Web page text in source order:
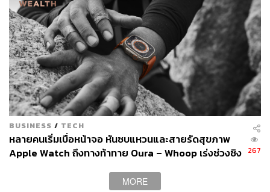
BUSINESS / TECH
หลายคนเริ่มเบื่อหน้าจอ หันซบแหวนและสายรัดสุขภาพ
Apple Watch ถึงทางท้าทาย Oura – Whoop เร่งช่วงชิง
267
MORE